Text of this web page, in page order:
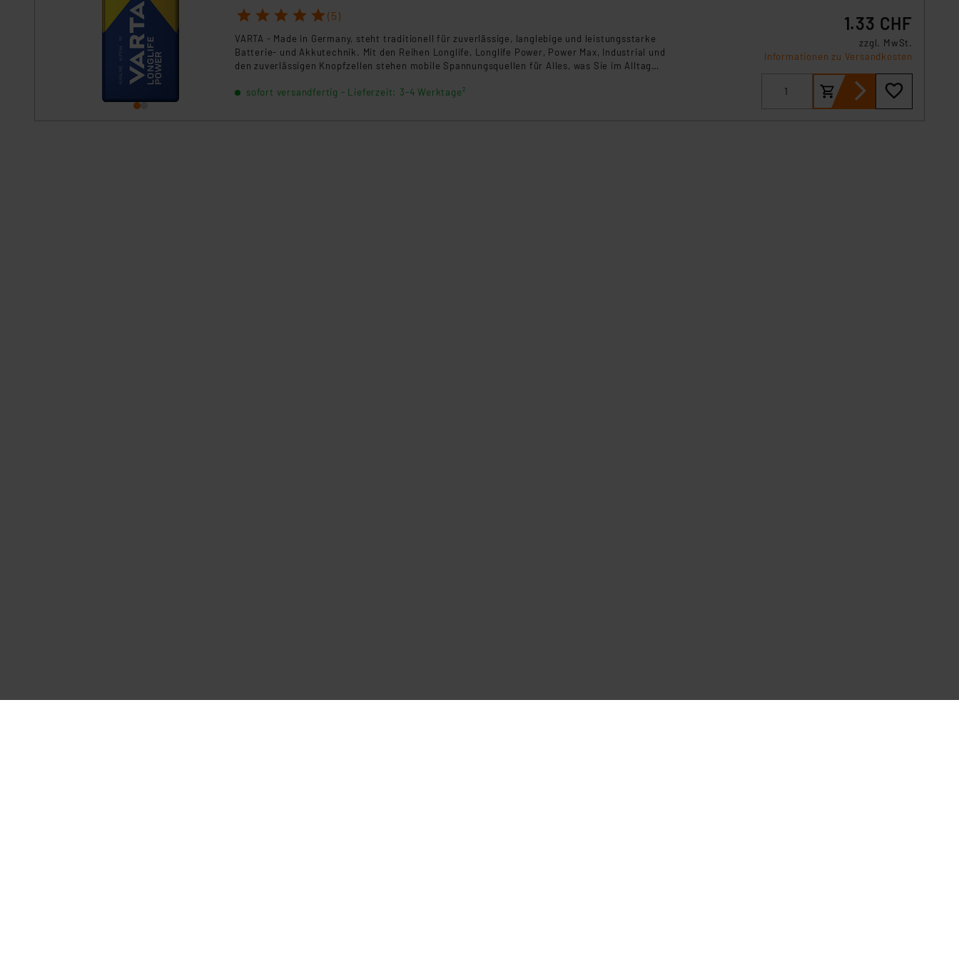
1 2 3 4 5 (5)
VARTA - Made in Germany, steht traditionell für zuverlässige, langlebige und leistungsstarke
Batterie- und Akkutechnik. Mit den Reihen Longlife, Longlife Power, Power Max, Industrial und
den zuverlässigen Knopfzellen stehen mobile Spannungsquellen für Alles, was Sie im Alltag
mit langen Laufzeiten für stromarme Anwendungen.
sofort versandfertig - Lieferzeit: 3-4 Werktage²
1.33 CHF
zzgl. MwSt.
Informationen zu Versandkosten